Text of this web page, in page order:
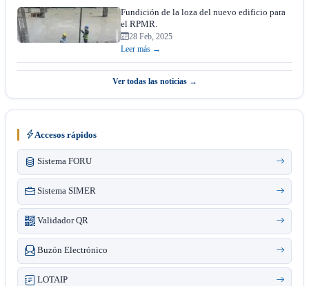
Fundición de la loza del nuevo edificio para
el RPMR.
28 Feb, 2025
Leer más →
Ver todas las noticias →
Accesos rápidos
Sistema FORU
Sistema SIMER
Validador QR
Buzón Electrónico
LOTAIP